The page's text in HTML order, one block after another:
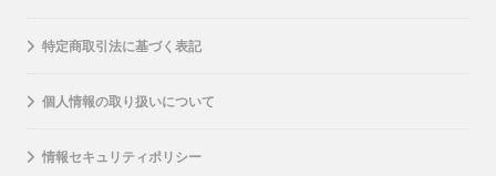
特定商取引法に基づく表記
個人情報の取り扱いについて
情報セキュリティポリシー